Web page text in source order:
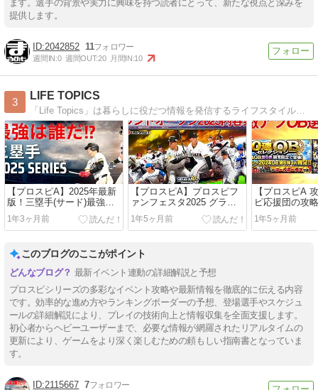
ます。選手の背景や実力に興味を持つ読者にとって、新たな視点と深みを
提供します。
2042852 11
週間IN:0 週間OUT:20 月間IN:10
3
LIFE TOPICS
「Life Topics」は暮らしに役だつ情報を発信するライフスタイル型のウェブメディアです。日々の生活が便利になる知恵や知識を提供してきます。
【プロスピA】2025年最新
版！三塁手(サード)最強選
手は誰だ！？リーグ・リア
タイで活躍するSランク徹
底解説
1年3ヶ月前
【プロスピA】プロスピフ
ァンフェスタ2025 グラン
ドオープンはいつ? 登場選
手48名確定 「新・松井秀
喜」登場 その他新情報まと
1年5ヶ月前
【プロスピA
ピ応援団の攻
グボーダー予
ズOB第6弾が
キング毎日更
1年5ヶ月前
このブログのここがポイント
最新イベント連動の詳細解説と予想
プロスピシリーズの多彩なイベント攻略や最新情報を徹底的に伝える内容
です。効率的な進め方やランキングボーダーの予想、登場選手やスケジュ
ールの詳細解説により、プレイの技術向上と情報収集を全面支援します。
初心者からヘビーユーザーまで、必要な情報が網羅されたリアルタイムの
更新により、ゲームをより深く楽しむための頼もしい指南書となっていま
す。
2115667 7